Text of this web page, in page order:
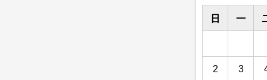
日 一
2 3